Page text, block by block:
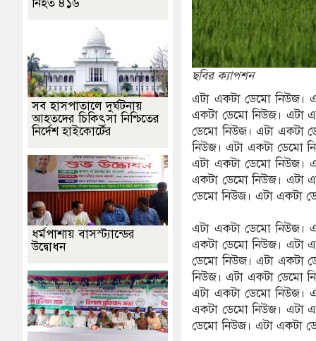
ছবির ক্যাপশন
এটা একটা ডেমো নিউজ।
একটা ডেমো নিউজ। এটা
ডেমো নিউজ। এটা একটা
নিউজ। এটা একটা ডেমো
এটা একটা ডেমো নিউজ।
একটা ডেমো নিউজ। এটা
ডেমো নিউজ। এটা একটা
এটা একটা ডেমো নিউজ।
একটা ডেমো নিউজ। এটা
ডেমো নিউজ। এটা একটা
নিউজ। এটা একটা ডেমো
এটা একটা ডেমো নিউজ।
একটা ডেমো নিউজ। এটা
ডেমো নিউজ। এটা একটা
সব হাসপাতালে দুর্ঘটনায়
আহতদের চিকিৎসা নিশ্চিতের
নির্দেশ হাইকোর্টের
ধর্মপাশায় বাসস্ট্যান্ডের
উদ্বোধন